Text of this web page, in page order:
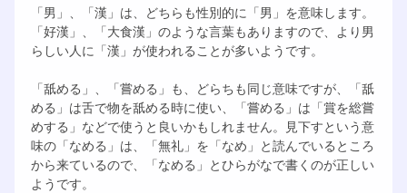
「男」、「漢」は、どちらも性別的に「男」を意味します。
「好漢」、「大食漢」のような言葉もありますので、より男
らしい人に「漢」が使われることが多いようです。
「舐める」、「嘗める」も、どらちも同じ意味ですが、「舐
める」は舌で物を舐める時に使い、「嘗める」は「賞を総嘗
めする」などで使うと良いかもしれません。見下すという意
味の「なめる」は、「無礼」を「なめ」と読んでいるところ
から来ているので、「なめる」とひらがなで書くのが正しい
ようです。